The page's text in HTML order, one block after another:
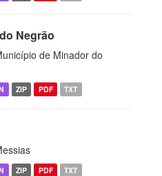
Negrão
de Minador do
ZIP PDF TXT
ZIP PDF TXT